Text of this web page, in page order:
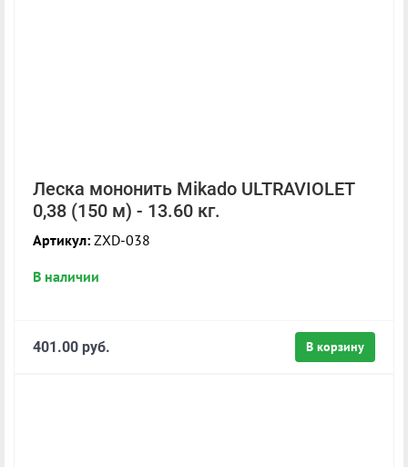
Леска мононить Mikado ULTRAVIOLET
0,38 (150 м) - 13.60 кг.
Артикул: ZXD-038
В наличии
В корзину
401.00 руб.